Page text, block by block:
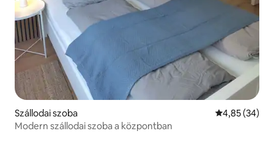
Szállodai szoba Átlagos
4,85 (34)
Modern szállodai szoba a központban